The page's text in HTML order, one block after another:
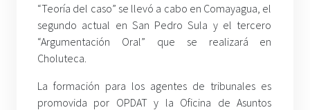
“Teoría del caso” se llevó a cabo en Comayagua, el
segundo actual en San Pedro Sula y el tercero
“Argumentación Oral” que se realizará en
Choluteca.
La formación para los agentes de tribunales es
promovida por OPDAT y la Oficina de Asuntos